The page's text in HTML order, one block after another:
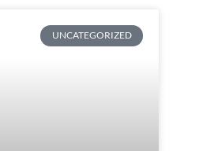
UNCATEGORIZED